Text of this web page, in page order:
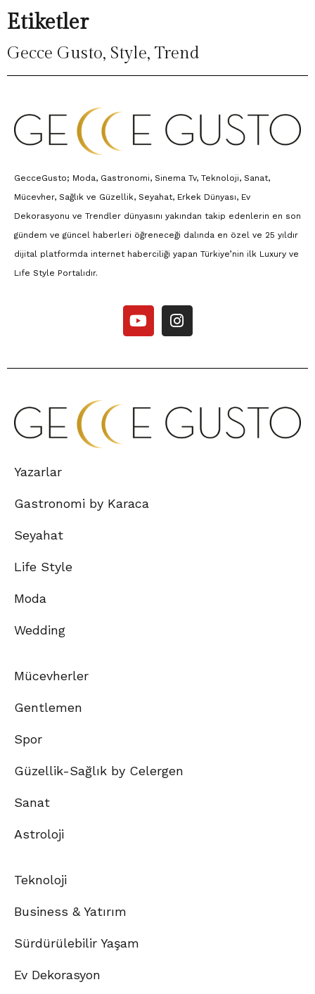
Etiketler
Gecce Gusto, Style, Trend
GecceGusto; Moda, Gastronomi, Sinema Tv, Teknoloji, Sanat,
Mücevher, Sağlık ve Güzellik, Seyahat, Erkek Dünyası, Ev
Dekorasyonu ve Trendler dünyasını yakından takip edenlerin en son
gündem ve güncel haberleri öğreneceği dalında en özel ve 25 yıldır
dijital platformda internet haberciliği yapan Türkiye’nin ilk Luxury ve
Lıfe Style Portalıdır.
Yazarlar
Gastronomi by Karaca
Seyahat
Life Style
Moda
Wedding
Mücevherler
Gentlemen
Spor
Güzellik-Sağlık by Celergen
Sanat
Astroloji
Teknoloji
Business & Yatırım
Sürdürülebilir Yaşam
Ev Dekorasyon